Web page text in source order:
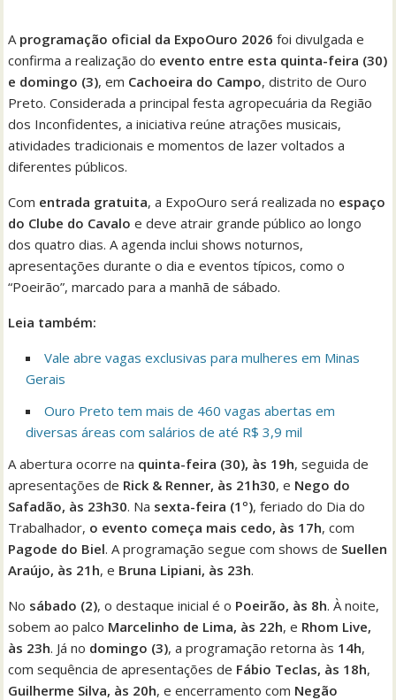
A programação oficial da ExpoOuro 2026foi divulgada e
confirma a realização do evento entre esta quinta-feira (30)
e domingo (3), em Cachoeira do Campo, distrito de Ouro
Preto. Considerada a principal festa agropecuária da Região
dos Inconfidentes, a iniciativa reúne atrações musicais,
atividades tradicionais e momentos de lazer voltados a
diferentes públicos.
Com entrada gratuita, a ExpoOuro será realizada no espaço
do Clube do Cavaloe deve atrair grande público ao longo
dos quatro dias. A agenda inclui shows noturnos,
apresentações durante o dia e eventos típicos, como o
“Poeirão”, marcado para a manhã de sábado.
Leia também:
Vale abre vagas exclusivas para mulheres em Minas
Gerais
Ouro Preto tem mais de 460 vagas abertas em
diversas áreas com salários de até R$ 3,9 mil
A abertura ocorre na quinta-feira (30), às 19h, seguida de
apresentações de Rick & Renner, às 21h30, e Nego do
Safadão, às 23h30. Na sexta-feira (1º), feriado do Dia do
Trabalhador, o evento começa mais cedo, às 17h, com
Pagode do Biel. A programação segue com shows de Suellen
Araújo, às 21h, e Bruna Lipiani, às 23h.
No sábado (2), o destaque inicial é o Poeirão, às 8h. À noite,
sobem ao palco Marcelinho de Lima, às 22h, e Rhom Live,
às 23h. Já no domingo (3), a programação retorna às 14h,
com sequência de apresentações de Fábio Teclas, às 18h,
Guilherme Silva, às 20h, e encerramento com Negão